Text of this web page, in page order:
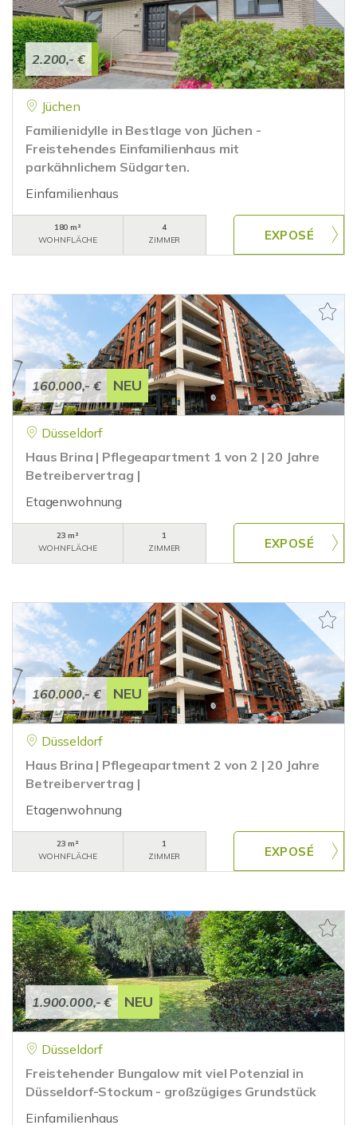
2.200,- €
Jüchen
Familienidylle in Bestlage von Jüchen -
Freistehendes Einfamilienhaus mit
parkähnlichem Südgarten.
Einfamilienhaus
180 m²
WOHNFLÄCHE
4
ZIMMER
160.000,- € NEU
Düsseldorf
Haus Brina | Pflegeapartment 1 von 2 | 20 Jahre
Betreibervertrag |
Etagenwohnung
23 m²
WOHNFLÄCHE
1
ZIMMER
160.000,- € NEU
Düsseldorf
Haus Brina | Pflegeapartment 2 von 2 | 20 Jahre
Betreibervertrag |
Etagenwohnung
23 m²
WOHNFLÄCHE
1
ZIMMER
1.900.000,- € NEU
Düsseldorf
Freistehender Bungalow mit viel Potenzial in
Düsseldorf-Stockum - großzügiges Grundstück
Einfamilienhaus